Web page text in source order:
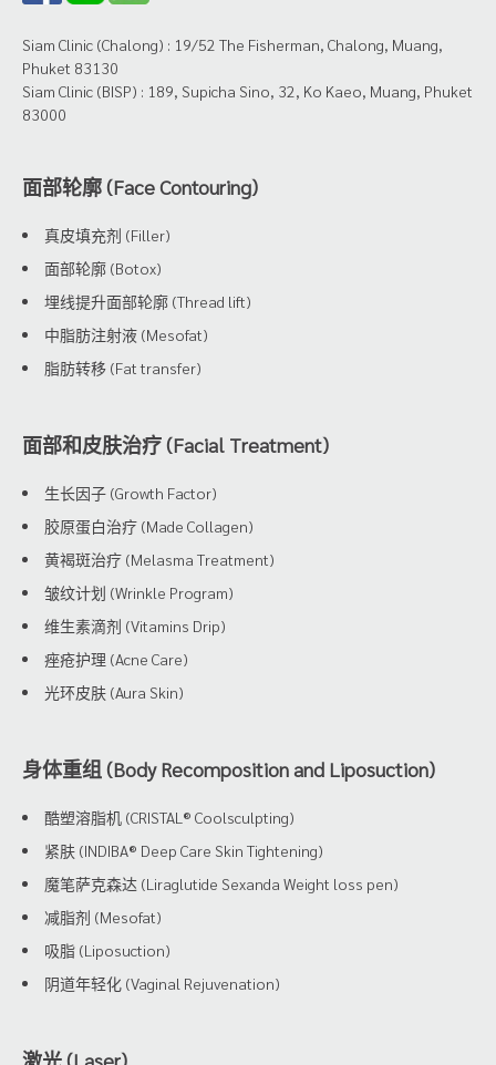
Siam Clinic (Chalong) : 19/52 The Fisherman, Chalong, Muang,
Phuket 83130
Siam Clinic (BISP) : 189, Supicha Sino, 32, Ko Kaeo, Muang, Phuket
83000
面部轮廓 (Face Contouring)
真皮填充剂 (Filler)
面部轮廓 (Botox)
埋线提升面部轮廓 (Thread lift)
中脂肪注射液 (Mesofat)
脂肪转移 (Fat transfer)
面部和皮肤治疗 (Facial Treatment)
生长因子 (Growth Factor)
胶原蛋白治疗 (Made Collagen)
黄褐斑治疗 (Melasma Treatment)
皱纹计划 (Wrinkle Program)
维生素滴剂 (Vitamins Drip)
痤疮护理 (Acne Care)
光环皮肤 (Aura Skin)
身体重组 (Body Recomposition and Liposuction)
酷塑溶脂机 (CRISTAL® Coolsculpting)
紧肤 (INDIBA® Deep Care Skin Tightening)
魔笔萨克森达 (Liraglutide Sexanda Weight loss pen)
减脂剂 (Mesofat)
吸脂 (Liposuction)
阴道年轻化 (Vaginal Rejuvenation)